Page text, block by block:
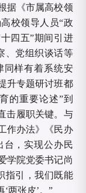
据《市属高校领
校领导人员“政
四五”期间引进
、党组织谈话等
同样有着系统安
升专题研讨班都
的重要论述”到
击履职关键。与
作办法》《民办
台，实现公办民
学院党委书记尚
指引，我们既能
两张皮’。”